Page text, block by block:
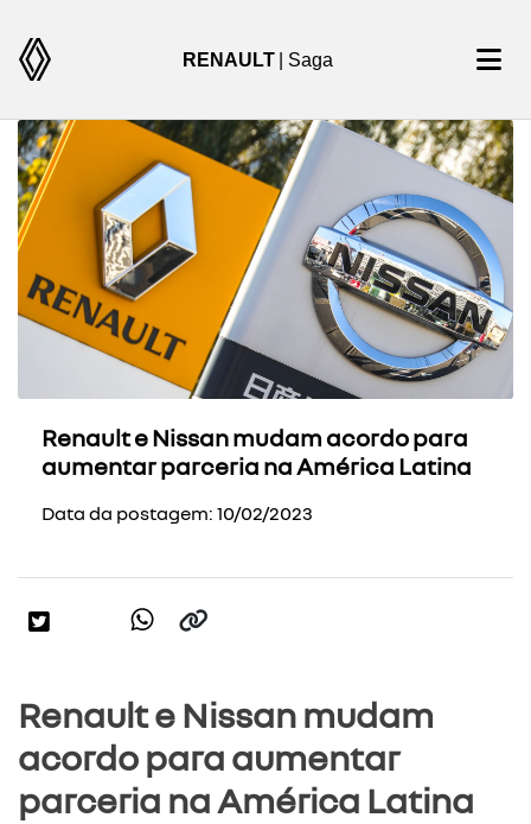
RENAULT | Saga
Renault e Nissan mudam acordo para
aumentar parceria na América Latina
Data da postagem: 10/02/2023
Renault e Nissan mudam
acordo para aumentar
parceria na América Latina